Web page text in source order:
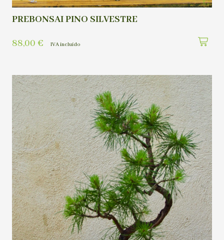
PREBONSAI PINO SILVESTRE
88,00 € IVA incluído